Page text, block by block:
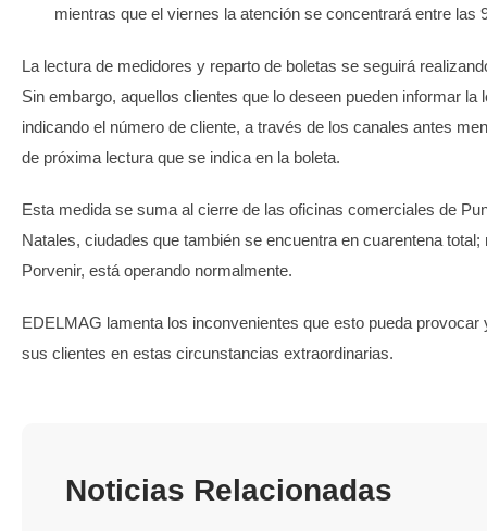
mientras que el viernes la atención se concentrará entre las
La lectura de medidores y reparto de boletas se seguirá
Sin embargo, aquellos clientes que lo deseen pueden informar la
indicando el número de cliente, a través de los canales antes
de próxima lectura que se indica en la boleta.
Esta medida se suma al cierre de las oficinas comerciales de
Natales, ciudades que también se encuentra en cuarentena total;
Porvenir, está operando normalmente.
EDELMAG lamenta los inconvenientes que esto pueda provocar
sus clientes en estas circunstancias extraordinarias.
Noticias Relacionadas